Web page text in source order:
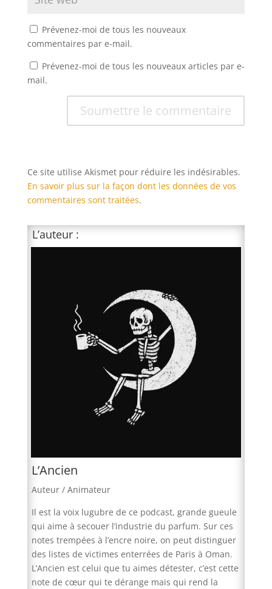
Prévenez-moi de tous les nouveaux
commentaires par e-mail.
Prévenez-moi de tous les nouveaux articles par e-
mail.
Soumettre le commentaire
Ce site utilise Akismet pour réduire les indésirables.
En savoir plus sur la façon dont les données de vos
commentaires sont traitées.
L’auteur :
L’Ancien
Auteur / Animateur
Il est la voix lugubre de ce podcast, grande gueule
qui aime à secouer l’industrie du parfum. Sur ces
notes trempées à l’encre noire, on peut distinguer
des listes de victimes enterrées de Paris à Oman.
L’Ancien est celui que tu aimes détester, c’est cette
note de cœur qui te dérange mais qui rend la